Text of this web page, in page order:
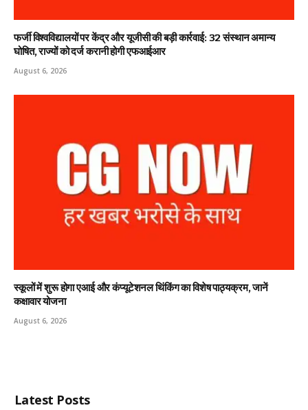
फर्जी विश्वविद्यालयों पर केंद्र और यूजीसी की बड़ी कार्रवाई: 32 संस्थान अमान्य
घोषित, राज्यों को दर्ज करानी होगी एफआईआर
August 6, 2026
स्कूलों में शुरू होगा एआई और कंप्यूटेशनल थिंकिंग का विशेष पाठ्यक्रम, जानें
कक्षावार योजना
August 6, 2026
Latest Posts